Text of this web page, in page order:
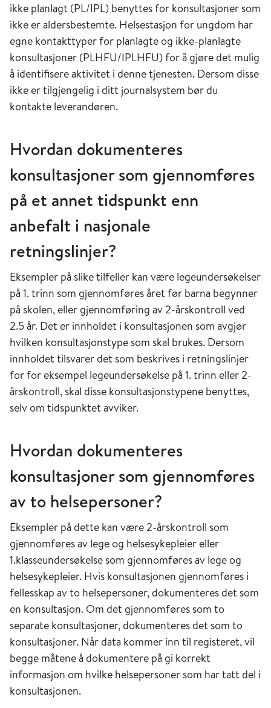
ikke planlagt (PL/IPL) benyttes for konsultasjoner som
ikke er aldersbestemte. Helsestasjon for ungdom har
egne kontakttyper for planlagte og ikke-planlagte
konsultasjoner (PLHFU/IPLHFU) for å gjøre det mulig
å identifisere aktivitet i denne tjenesten. Dersom disse
ikke er tilgjengelig i ditt journalsystem bør du
kontakte leverandøren.
Hvordan dokumenteres
konsultasjoner som gjennomføres
på et annet tidspunkt enn
anbefalt i nasjonale
retningslinjer?
Eksempler på slike tilfeller kan være legeundersøkelser
på 1. trinn som gjennomføres året før barna begynner
på skolen, eller gjennomføring av 2-årskontroll ved
2.5 år. Det er innholdet i konsultasjonen som avgjør
hvilken konsultasjonstype som skal brukes. Dersom
innholdet tilsvarer det som beskrives i retningslinjer
for for eksempel legeundersøkelse på 1. trinn eller 2-
årskontroll, skal disse konsultasjonstypene benyttes,
selv om tidspunktet avviker.
Hvordan dokumenteres
konsultasjoner som gjennomføres
av to helsepersoner?
Eksempler på dette kan være 2-årskontroll som
gjennomføres av lege og helsesykepleier eller
1.klasseundersøkelse som gjennomføres av lege og
helsesykepleier. Hvis konsultasjonen gjennomføres i
fellesskap av to helsepersoner, dokumenteres det som
en konsultasjon. Om det gjennomføres som to
separate konsultasjoner, dokumenteres det som to
konsultasjoner. Når data kommer inn til registeret, vil
begge måtene å dokumentere på gi korrekt
informasjon om hvilke helsepersoner som har tatt del i
konsultasjonen.